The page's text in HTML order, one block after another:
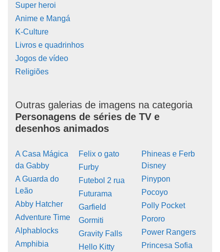
Super heroi
Anime e Mangá
K-Culture
Livros e quadrinhos
Jogos de vídeo
Religiões
Outras galerias de imagens na categoria
Personagens de séries de TV e
desenhos animados
A Casa Mágica
da Gabby
A Guarda do
Leão
Abby Hatcher
Adventure Time
Alphablocks
Amphibia
Felix o gato
Furby
Futebol 2 rua
Futurama
Garfield
Gormiti
Gravity Falls
Hello Kitty
Phineas e Ferb
Disney
Pinypon
Pocoyo
Polly Pocket
Pororo
Power Rangers
Princesa Sofia